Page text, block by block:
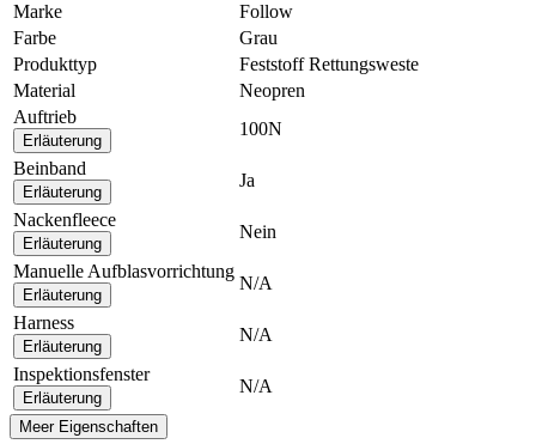
Marke
Follow
Farbe
Grau
Produkttyp
Feststoff Rettungsweste
Material
Neopren
Auftrieb
Erläuterung
100N
Beinband
Erläuterung
Ja
Nackenfleece
Erläuterung
Nein
Manuelle Aufblasvorrichtung
Erläuterung
N/A
Harness
Erläuterung
N/A
Inspektionsfenster
Erläuterung
N/A
Meer Eigenschaften